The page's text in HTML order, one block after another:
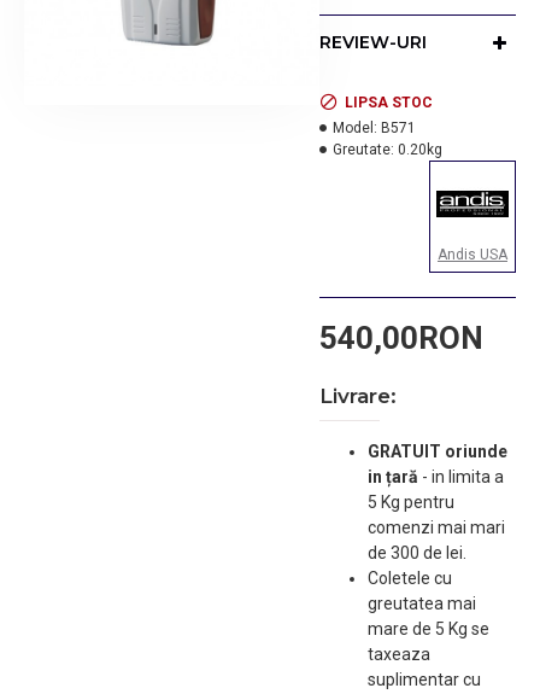
de functionare cu o
REVIEW-URI
540,00RON
LIPSA STOC
Model: B571
Greutate: 0.20kg
Andis USA
Livrare:
GRATUIT oriunde
in țară - in limita a
5 Kg pentru
comenzi mai mari
de 300 de lei.
Coletele cu
greutatea mai
mare de 5 Kg se
taxeaza
suplimentar cu